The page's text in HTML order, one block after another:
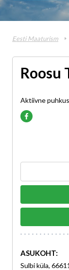
Eesti Maaturism
Roosu
Aktiivne
ASUKOHT:
Sulbi küla,